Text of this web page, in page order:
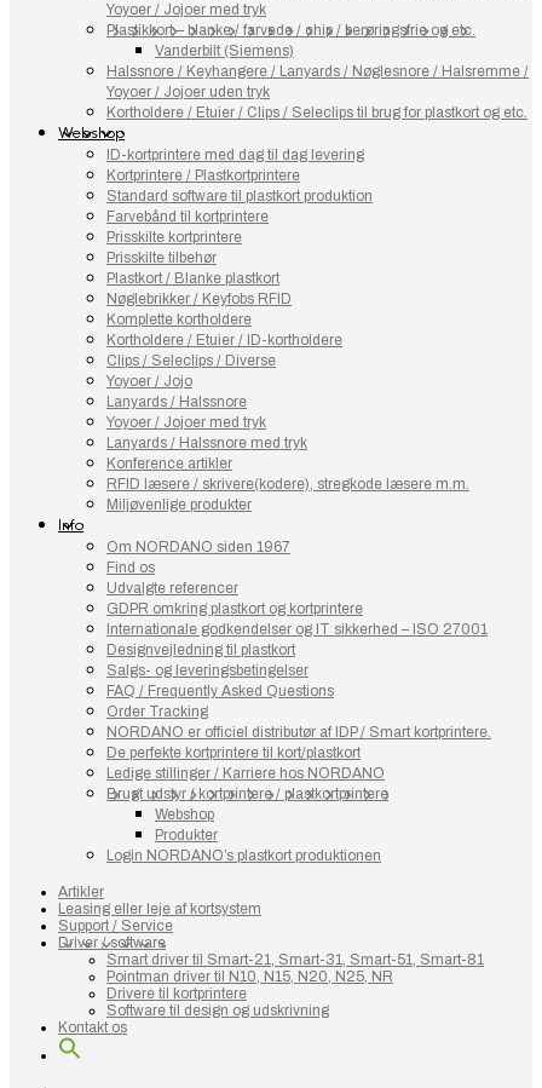
Yoyoer / Jojoer med tryk
Plastikkort – blanke / farvede / chip / berøringsfrie og etc.
Vanderbilt (Siemens)
Halssnore / Keyhangere / Lanyards / Nøglesnore / Halsremme /
Yoyoer / Jojoer uden tryk
Kortholdere / Etuier / Clips / Seleclips til brug for plastkort og etc.
Webshop
ID-kortprintere med dag til dag levering
Kortprintere / Plastkortprintere
Standard software til plastkort produktion
Farvebånd til kortprintere
Prisskilte kortprintere
Prisskilte tilbehør
Plastkort / Blanke plastkort
Nøglebrikker / Keyfobs RFID
Komplette kortholdere
Kortholdere / Etuier / ID-kortholdere
Clips / Seleclips / Diverse
Yoyoer / Jojo
Lanyards / Halssnore
Yoyoer / Jojoer med tryk
Lanyards / Halssnore med tryk
Konference artikler
RFID læsere / skrivere(kodere), stregkode læsere m.m.
Miljøvenlige produkter
Info
Om NORDANO siden 1967
Find os
Udvalgte referencer
GDPR omkring plastkort og kortprintere
Internationale godkendelser og IT sikkerhed – ISO 27001
Designvejledning til plastkort
Salgs- og leveringsbetingelser
FAQ / Frequently Asked Questions
Order Tracking
NORDANO er officiel distributør af IDP / Smart kortprintere.
De perfekte kortprintere til kort/plastkort
Ledige stillinger / Karriere hos NORDANO
Brugt udstyr / kortprintere / plastkortprintere
Webshop
Produkter
Login NORDANO’s plastkort produktionen
Artikler
Leasing eller leje af kortsystem
Support / Service
Driver / software
Smart driver til Smart-21, Smart-31, Smart-51, Smart-81
Pointman driver til N10, N15, N20, N25, NR
Drivere til kortprintere
Software til design og udskrivning
Kontakt os